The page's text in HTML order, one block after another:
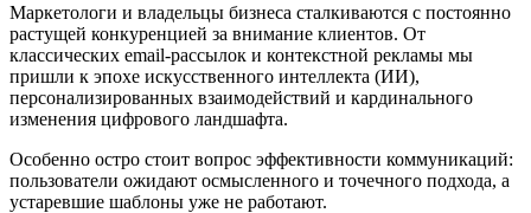
Маркетологи и владельцы бизнеса сталкиваются с постоянно
растущей конкуренцией за внимание клиентов. От
классических email-рассылок и контекстной рекламы мы
пришли к эпохе искусственного интеллекта (ИИ),
персонализированных взаимодействий и кардинального
изменения цифрового ландшафта.
Особенно остро стоит вопрос эффективности коммуникаций:
пользователи ожидают осмысленного и точечного подхода, а
устаревшие шаблоны уже не работают.